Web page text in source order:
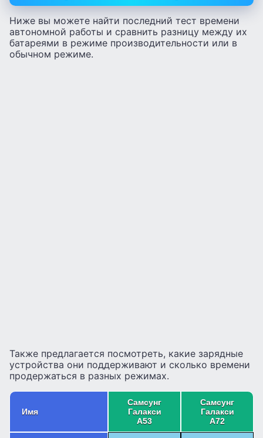
Ниже вы можете найти последний тест времени
автономной работы и сравнить разницу между их
батареями в режиме производительности или в
обычном режиме.
Также предлагается посмотреть, какие зарядные
устройства они поддерживают и сколько времени
продержаться в разных режимах.
Имя
Самсунг
Галакси
А53
Самсунг
Галакси
А72